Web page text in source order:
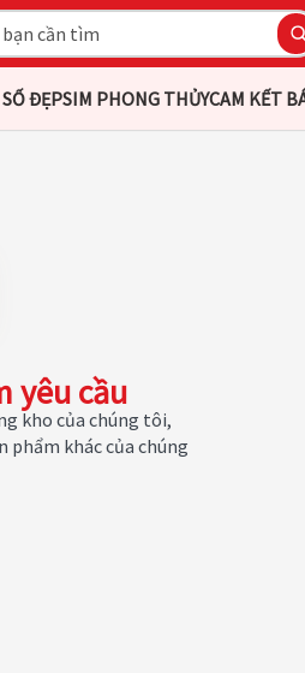
ĐẸPSIM PHONG THỦYCAM KẾT
yêu cầu
kho của chúng tôi,
phẩm khác của chúng